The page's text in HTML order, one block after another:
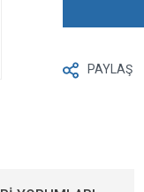
PAYLAŞ